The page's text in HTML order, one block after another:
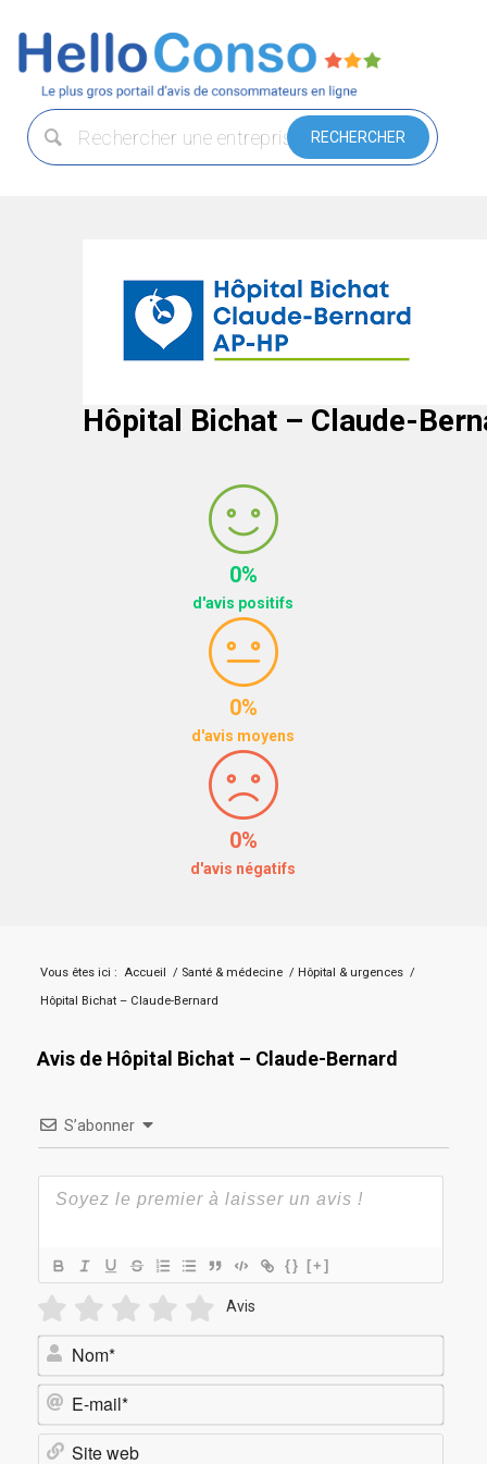
Hôpital Bichat – Claude-
0%
d'avis positifs
0%
d'avis moyens
0%
d'avis négatifs
Vous êtes ici : Accueil / Santé & médecine / Hôpital & urgences /
Hôpital Bichat – Claude-Bernard
Avis de Hôpital Bichat – Claude-Bernard
S’abonner
{} [+]
Avis
Nom*
E-